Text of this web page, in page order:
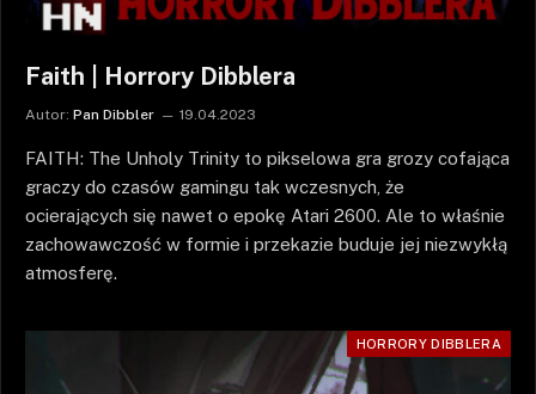
Faith | Horrory Dibblera
Autor: Pan Dibbler 19.04.2023
FAITH: The Unholy Trinity to pikselowa gra grozy cofająca
graczy do czasów gamingu tak wczesnych, że
ocierających się nawet o epokę Atari 2600. Ale to właśnie
zachowawczość w formie i przekazie buduje jej niezwykłą
atmosferę.
HORRORY DIBBLERA